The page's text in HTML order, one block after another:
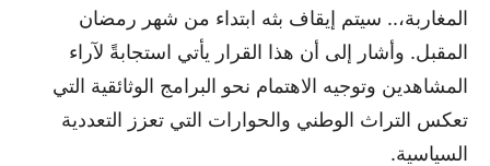
المغاربة،.. سيتم إيقاف بثه ابتداء من شهر رمضان
المقبل. وأشار إلى أن هذا القرار يأتي استجابةً لآراء
المشاهدين وتوجيه الاهتمام نحو البرامج الوثائقية التي
تعكس التراث الوطني والحوارات التي تعزز التعددية
السياسية.